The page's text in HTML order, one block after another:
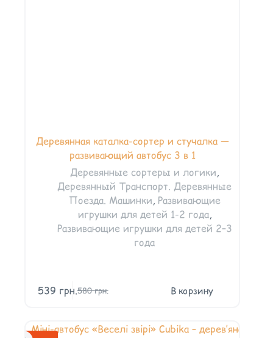
Деревянная каталка-сортер и стучалка —
развивающий автобус 3 в 1
Деревянные сортеры и логики,
Деревянный Транспорт. Деревянные
Поезда. Машинки, Развивающие
игрушки для детей 1-2 года,
Развивающие игрушки для детей 2–3
года
580грн.
539 грн. В корзину